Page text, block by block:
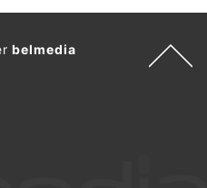
belmedia